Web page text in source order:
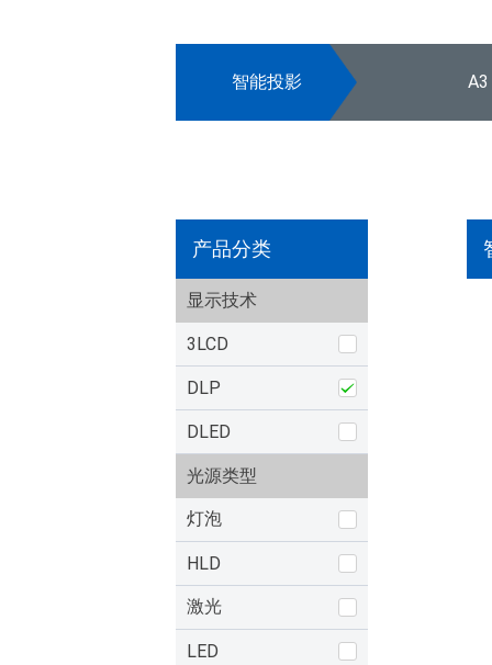
智能投影
产品分类
显示技术
3LCD
DLP
DLED
光源类型
灯泡
HLD
激光
LED